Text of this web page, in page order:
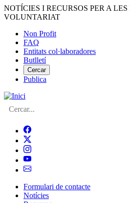
Vés
al
NOTÍCIES I RECURSOS PER A
VOLUNTARIAT
Menú
del
compte
d'usuari
Non Profit
FAQ
Entitats col·laboradores
Butlletí
Cercar
Publica
Cerca
Navegació
Formulari de contacte
Notícies